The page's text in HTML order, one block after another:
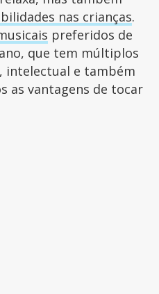
nas crianças.
preferidos de
que tem múltiplos
intelectual e também
as vantagens de tocar